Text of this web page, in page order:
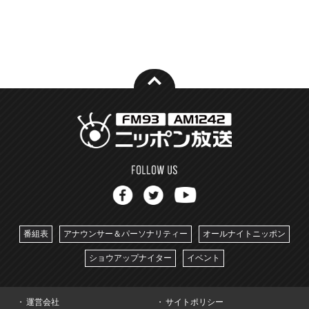
番組表 アナウンサー＆パーソナリティー オールナイトニッポン
ショウアップナイター イベント
運営会社 サイトポリシー